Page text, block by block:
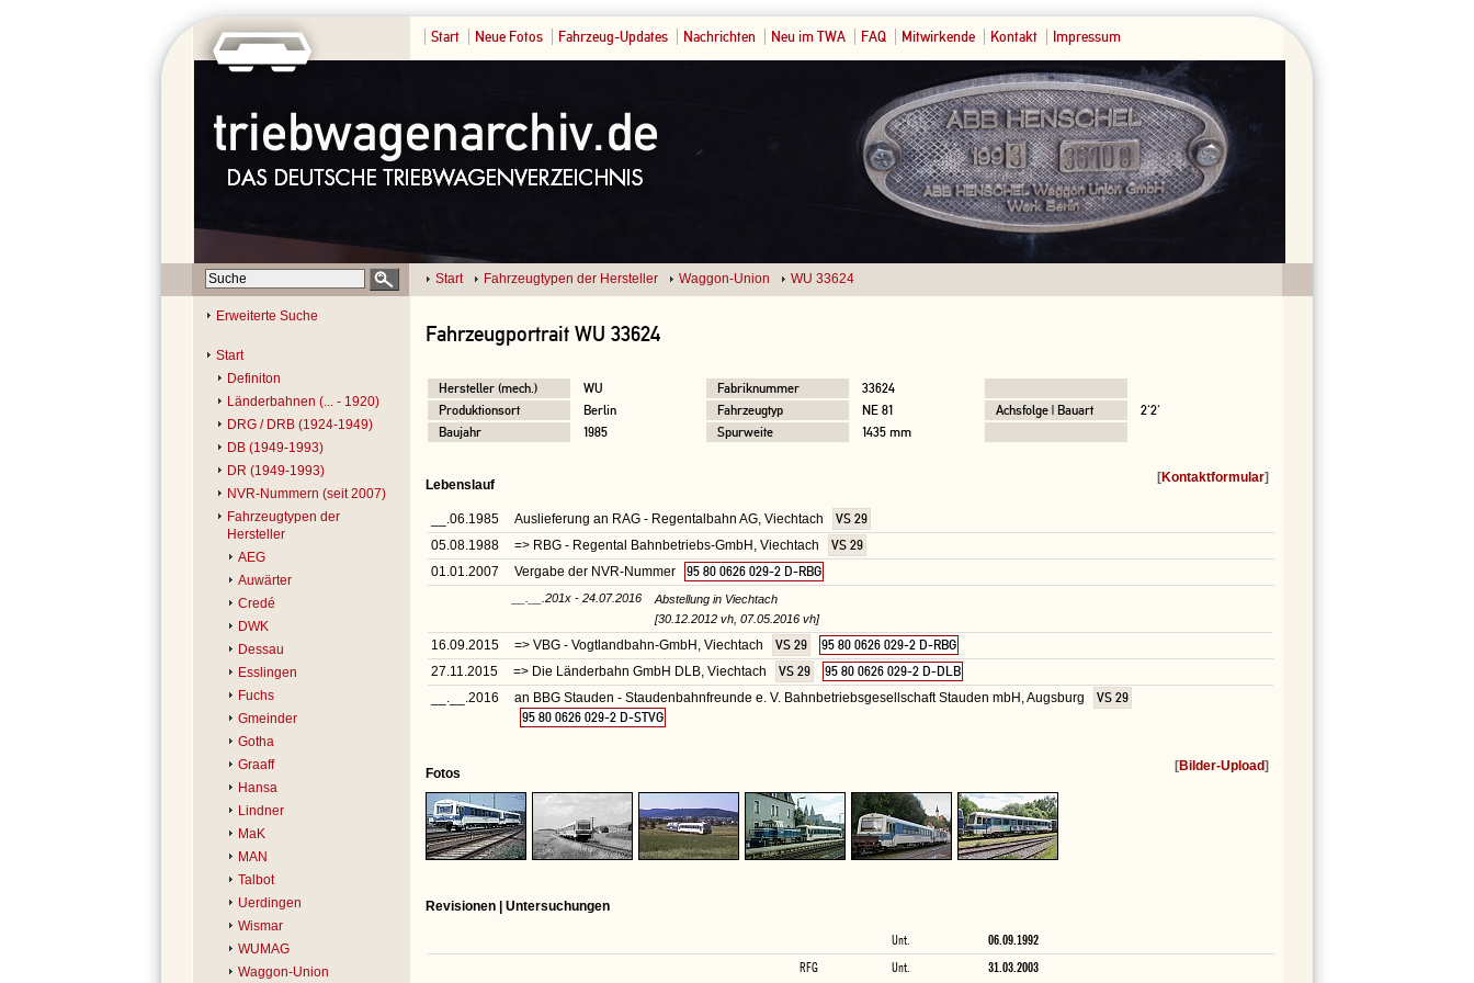
Start Neue Fotos Fahrzeug-Updates Nachrichten Neu im TWA FAQ Mitwirkende Kontakt Impressum
Start Fahrzeugtypen der Hersteller Waggon-Union WU 33624
Erweiterte Suche
Start
Definiton
Länderbahnen (... - 1920)
DRG / DRB (1924-1949)
DB (1949-1993)
DR (1949-1993)
NVR-Nummern (seit 2007)
Fahrzeugtypen der
Hersteller
AEG
Auwärter
Credé
DWK
Dessau
Esslingen
Fuchs
Gmeinder
Gotha
Graaff
Hansa
Lindner
MaK
MAN
Talbot
Uerdingen
Wismar
WUMAG
Waggon-Union
Fahrzeugportrait WU 33624
Hersteller (mech.) WU Fabriknummer
33624
Produktionsort
Berlin Fahrzeugtyp NE 81 Achsfolge | Bauart
2'2'
Baujahr
1985 Spurweite 1435 mm
Lebenslauf [Kontaktformular]
__.06.1985 Auslieferung an RAG - Regentalbahn AG, Viechtach
VS 29
05.08.1988
=> RBG - Regental Bahnbetriebs-GmbH, Viechtach
VS 29
01.01.2007
Vergabe der NVR-Nummer 95 80 0626 029-2 D-RBG
__.__.201x - 24.07.2016
Abstellung in Viechtach
[30.12.2012 vh, 07.05.2016 vh]
16.09.2015 => VBG - Vogtlandbahn-GmbH, Viechtach VS 29
95 80 0626 029-2 D-RBG
27.11.2015
=> Die Länderbahn GmbH DLB, Viechtach VS 29
95 80 0626 029-2 D-DLB
__.__.2016
an BBG Stauden - Staudenbahnfreunde e. V. Bahnbetriebsgesellschaft Stauden mbH, Augsburg
VS 29
95 80 0626 029-2 D-STVG
Fotos [Bilder-Upload]
Revisionen | Untersuchungen
Unt.
06.09.1992
RFG
Unt. 31.03.2003